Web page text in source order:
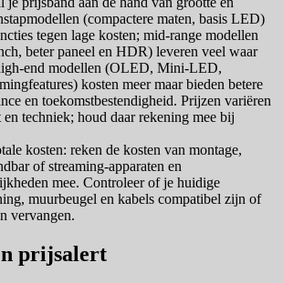
(compactere maten, basis LED)
tegen lage kosten; mid-range modellen
beter paneel en HDR) leveren veel waar
end modellen (OLED, Mini-LED,
kosten meer maar bieden betere
en toekomstbestendigheid. Prijzen variëren
en techniek; houd daar rekening mee bij
kosten: reken de kosten van montage,
of streaming-apparaten en
mee. Controleer of je huidige
muurbeugel en kabels compatibel zijn of
vervangen.
prijsalert